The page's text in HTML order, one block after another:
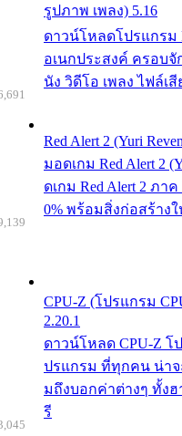
รูปภาพ เพลง) 5.16
ดาวน์โหลดโปรแกรม
อเนกประสงค์ ครอบ
นัง วิดีโอ เพลง ไฟล์เ
Red Alert 2 (Yuri
มอดเกม Red Alert 2
ดเกม Red Alert 2 ภ
0% พร้อมสิ่งก่อสร้าง
CPU-Z (โปรแกรม
2.20.1
ดาวน์โหลด CPU-Z โ
ปรแกรม ที่ทุกคน น่าจ
มถึงบอกค่าต่างๆ ทั้ง
รี